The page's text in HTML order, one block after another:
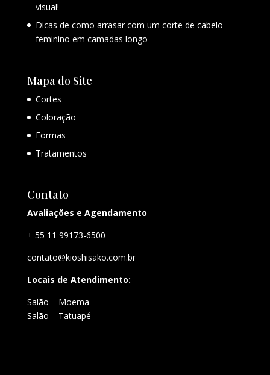
visual!
Dicas de como arrasar com um corte de cabelo
feminino em camadas longo
Mapa do Site
Cortes
Coloração
Formas
Tratamentos
Contato
Avaliações e Agendamento
+ 55 11 99173-6500
contato@kioshisako.com.br
Locais de Atendimento:
Salão – Moema
Salão – Tatuapé